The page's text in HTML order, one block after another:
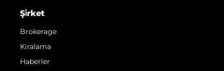
Şi̇rket
Brokerage
Kiralama
Haberler